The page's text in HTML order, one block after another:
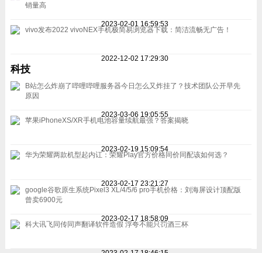
销量高
2023-02-01 16:59:53
vivo发布2022 vivoNEX手机极简易浏览器下载：简洁流畅无广告！
2022-12-02 17:29:30
科技
B站怎么炸崩了哔哩哔哩服务器今日怎么又炸挂了？技术团队公开早先
原因
2023-03-06 19:05:55
苹果iPhoneXS/XR手机电池容量续航最强？答案揭晓
2023-02-19 15:09:54
华为荣耀两款机型起内讧：荣耀Play官方价格同价同配该如何选？
2023-02-17 23:21:27
google谷歌原生系统Pixel3 XL/4/5/6 pro手机价格：刘海屏设计顶配版
曾卖6900元
2023-02-17 18:58:09
科大讯飞同传同声翻译软件造假 浮夸不能只罚酒三杯